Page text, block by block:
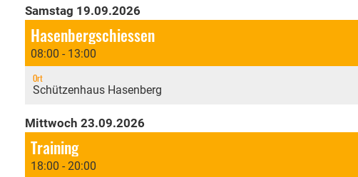
Samstag 19.09.2026
Hasenbergschiessen
08:00 - 13:00
Ort
Schützenhaus Hasenberg
Mittwoch 23.09.2026
Training
18:00 - 20:00